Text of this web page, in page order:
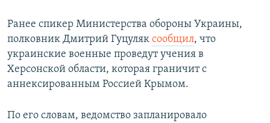
Ранее спикер Министерства обороны Украины,
полковник Дмитрий Гуцуляк сообщил, что
украинские военные проведут учения в
Херсонской области, которая граничит с
аннексированным Россией Крымом.
По его словам, ведомство запланировало